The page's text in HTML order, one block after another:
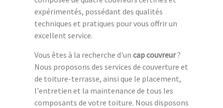
expérimentés, possédant des qualités
techniques et pratiques pour vous offrir un
excellent service.
Vous êtes à la recherche d'un cap couvreur?
Nous proposons des services de couverture et
de toiture-terrasse, ainsi que le placement,
l'entretien et la maintenance de tous les
composants de votre toiture. Nous disposons